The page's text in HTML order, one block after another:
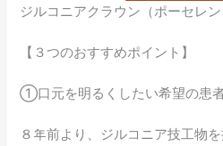
ジルコニアクラウン（ポーセレン
【３つのおすすめポイント】
①口元を明るくしたい希望の患者
８年前より、ジルコニア技工物